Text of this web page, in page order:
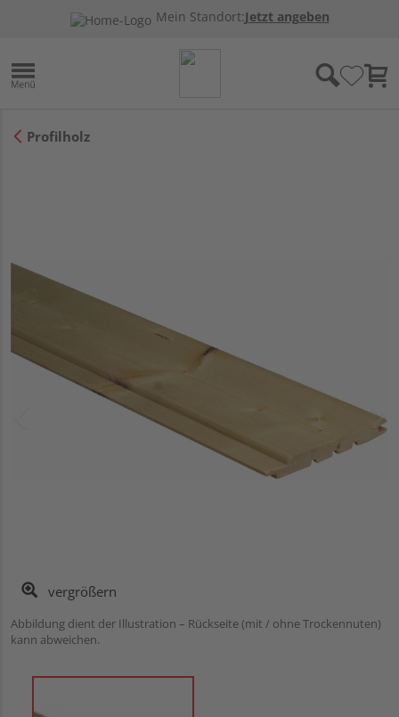
Mein Standort:Jetzt angeben
Profilholz
vergrößern
Abbildung dient der Illustration – Rückseite (mit / ohne Trockennuten)
kann abweichen.